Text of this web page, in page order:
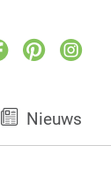
Nieuws